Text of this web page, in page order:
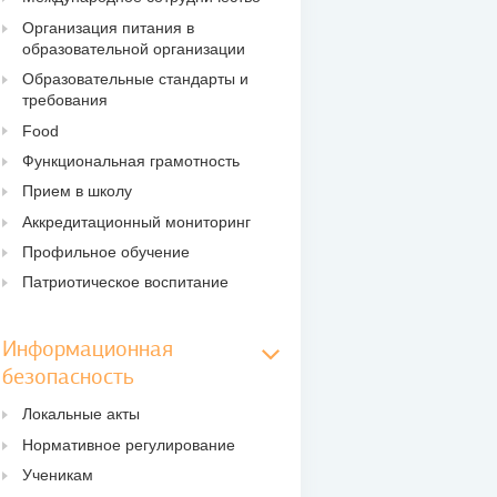
Организация питания в
образовательной организации
Образовательные стандарты и
требования
Food
Функциональная грамотность
Прием в школу
Аккредитационный мониторинг
Профильное обучение
Патриотическое воспитание
Информационная
безопасность
Локальные акты
Нормативное регулирование
Ученикам